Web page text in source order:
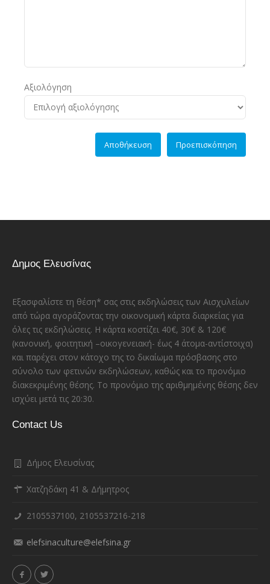
Αξιολόγηση
Δημος Ελευσίνας
Εξασφαλίστε τη θέση* σας στις εκδηλώσεις των Αισχυλείων
από τώρα αγοράζοντας την οικονομική κάρτα διαρκείας για
όλες τις εκδηλώσεις. Η κάρτα κοστίζει 40€, 30€ & 120€
(κανονική, φοιτητική –οικογενειακή- έως 4 άτομα-αντίστοιχα)
και παρέχει στον κάτοχο της το δικαίωμα πρόσβασης στο
σύνολο των φετινών εκδηλώσεων, καθώς και το προνόμιο
διακεκριμένης θέσης. Το προνόμιο της αριθμημένης θέσης δεν
ισχύει μετά τις 20:30.
Contact Us
Δήμος Ελευσίνας
Χατζηδάκη 41 & Δήμητρος
2105537100, 2105537216-218
elefsinaculture@elefsina.gr